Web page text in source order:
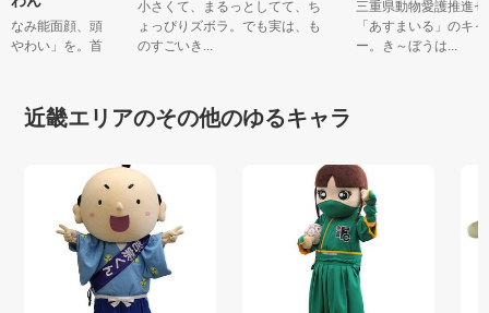
にちなみ能面顔、頭
「ひやわい」を。首
小さくて、まるっとしてて、ち
ょっぴりズボラ。でも実は、も
のすごいき...
三重県動物愛護推
「あすまいる」の
ー。き～ぼうは...
近畿エリアのその他のゆるキャラ